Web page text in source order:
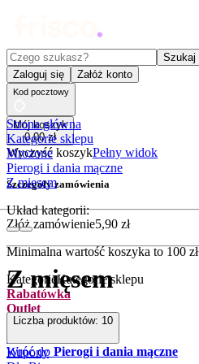
Czego szukasz?
Szukaj
Zaloguj się
Załóż konto
Kod pocztowy
Mój koszyk
0,00 zł
Wyczyść koszykPełny widok
Szczegóły zamówienia
Złóż zamówienie5,90 zł
Minimalna wartość koszyka to 100 zł
KategorieKategorie sklepu
Rabatówka
Outlet
Promocje
Kupony
Strona główna
Kategorie sklepu
Mrożone
Pierogi i dania mączne
Z mięsem
Układ kategorii:
Z mięsem
Liczba produktów: 10
Wróć do Pierogi i dania mączne